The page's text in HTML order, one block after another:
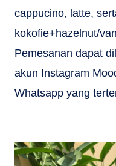
cappucino, latte,
kokofie+hazelnut/
Pemesanan dapat
akun Instagram
Whatsapp yang